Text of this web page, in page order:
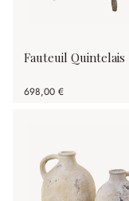
Fauteuil Quintelais
698,00 €